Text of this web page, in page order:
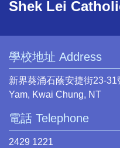
Shek Lei
學校地址 Address
新界葵涌石蔭安捷街23-
Yam, Kwai Chung, NT
電話 Telephone
2429 1221